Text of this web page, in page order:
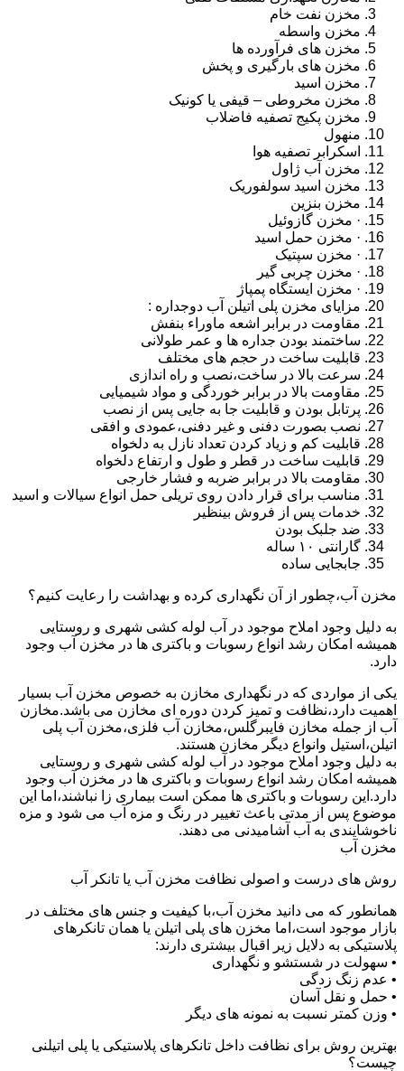
مخزن نفت خام
مخزن واسطه
مخزن های فرآورده ها
مخزن های بارگیری و پخش
مخزن اسید
مخزن مخروطی – قیفی یا کونیک
مخزن پکیج تصفیه فاضلاب
منهول
اسکرابر تصفیه هوا
مخزن آب ژاول
مخزن اسید سولفوریک
مخزن بنزین
· مخزن گازوئیل
· مخزن حمل اسید
· مخزن سپتیک
· مخزن چربی گیر
· مخزن ایستگاه پمپاژ
مزایای مخزن پلی اتیلن آب دوجداره :
مقاومت در برابر اشعه ماوراء بنفش
ساختمند بودن جداره ها و عمر طولانی
قابلیت ساخت در حجم های مختلف
سرعت بالا در ساخت،نصب و راه اندازی
مقاومت بالا در برابر خوردگی و مواد شیمیایی
پرتابل بودن و قابلیت جا به جایی پس از نصب
نصب بصورت دفنی و غیر دفنی،عمودی و افقی
قابلیت کم و زیاد کردن تعداد نازل به دلخواه
قابلیت ساخت در قطر و طول و ارتفاع دلخواه
مقاومت بالا در برابر ضربه و فشار خارجی
مناسب برای قرار دادن روی تریلی حمل انواع سیالات و اسید
خدمات پس از فروش بینظیر
ضد جلبک بودن
گارانتی ۱۰ ساله
جابجایی ساده
مخزن آب،چطور از آن نگهداری کرده و بهداشت را رعایت کنیم؟
به دلیل وجود املاح موجود در آب لوله کشی شهری و روستایی
همیشه امکان رشد انواع رسوبات و باکتری ها در مخزن آب وجود
دارد.
یکی از مواردی که در نگهداری مخازن به خصوص مخزن آب بسیار
اهمیت دارد،نظافت و تمیز کردن دوره ای مخازن می باشد.مخازن
آب از جمله مخازن فایبرگلس،مخازن آب فلزی،مخزن آب پلی
اتیلن،استیل وانواع دیگر مخازن هستند.
به دلیل وجود املاح موجود در آب لوله کشی شهری و روستایی
همیشه امکان رشد انواع رسوبات و باکتری ها در مخزن آب وجود
دارد.این رسوبات و باکتری ها ممکن است بیماری زا نباشند،اما این
موضوع پس از مدتی باعث تغییر در رنگ و مزه آب می شود و مزه
ناخوشایندی به آب آشامیدنی می دهند.
مخزن آب
روش های درست و اصولی نظافت مخزن آب یا تانکر آب
همانطور که می دانید مخزن آب،با کیفیت و جنس های مختلف در
بازار موجود است،اما مخزن های پلی اتیلن یا همان تانکرهای
پلاستیکی به دلایل زیر اقبال بیشتری دارند:
• سهولت در شستشو و نگهداری
• عدم زنگ زدگی
• حمل و نقل آسان
• وزن کمتر نسبت به نمونه های دیگر
بهترین روش برای نظافت داخل تانکرهای پلاستیکی یا پلی اتیلنی
چیست؟